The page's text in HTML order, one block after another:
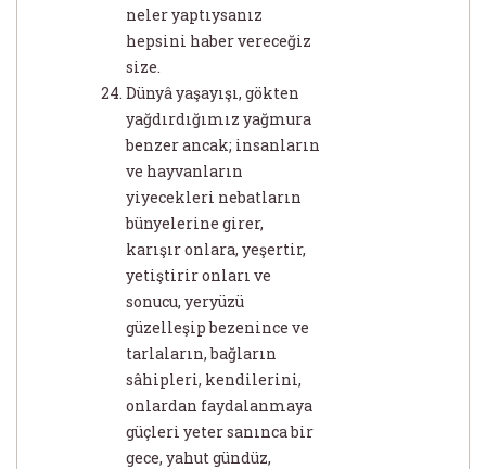
neler yaptıysanız
hepsini haber vereceğiz
size.
Dünyâ yaşayışı, gökten
yağdırdığımız yağmura
benzer ancak; insanların
ve hayvanların
yiyecekleri nebatların
bünyelerine girer,
karışır onlara, yeşertir,
yetiştirir onları ve
sonucu, yeryüzü
güzelleşip bezenince ve
tarlaların, bağların
sâhipleri, kendilerini,
onlardan faydalanmaya
güçleri yeter sanınca bir
gece, yahut gündüz,